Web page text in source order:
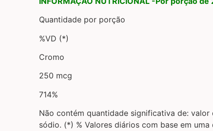
Quantidade por porção
%VD (*)
Cromo
250 mcg
714%
Não contém quantidade significativa de:
sódio. (*) % Valores diários com base em